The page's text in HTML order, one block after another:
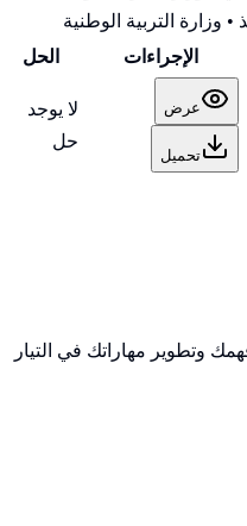
وزارة التربية الوطنية
الإجراءات الحل
عرض
تحميل
لا يوجد
حل
فهمك وتطوير مهاراتك في التيار